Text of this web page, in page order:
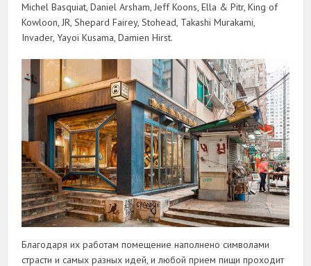
Michel Basquiat, Daniel Arsham, Jeff Koons, Ella & Pitr, King of
Kowloon, JR, Shepard Fairey, Stohead, Takashi Murakami,
Invader, Yayoi Kusama, Damien Hirst.
Благодаря их работам помещение наполнено символами
страсти и самых разных идей, и любой прием пищи проходит